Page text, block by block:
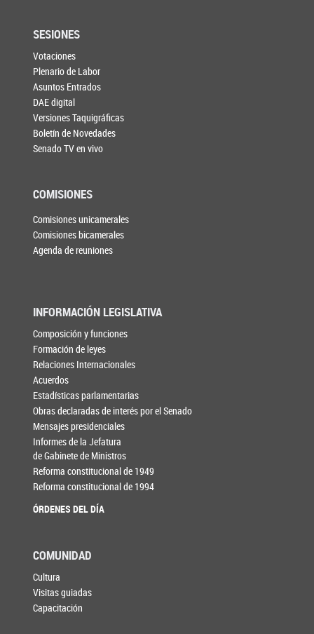
SESIONES
Votaciones
Plenario de Labor
Asuntos Entrados
DAE digital
Versiones Taquigráficas
Boletín de Novedades
Senado TV en vivo
COMISIONES
Comisiones unicamerales
Comisiones bicamerales
Agenda de reuniones
INFORMACIÓN LEGISLATIVA
Composición y funciones
Formación de leyes
Relaciones Internacionales
Acuerdos
Estadísticas parlamentarias
Obras declaradas de interés por el Senado
Mensajes presidenciales
Informes de la Jefatura
de Gabinete de Ministros
Reforma constitucional de 1949
Reforma constitucional de 1994
ÓRDENES DEL DÍA
COMUNIDAD
Cultura
Visitas guiadas
Capacitación